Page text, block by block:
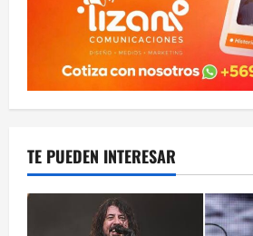
TE PUEDEN INTERESAR